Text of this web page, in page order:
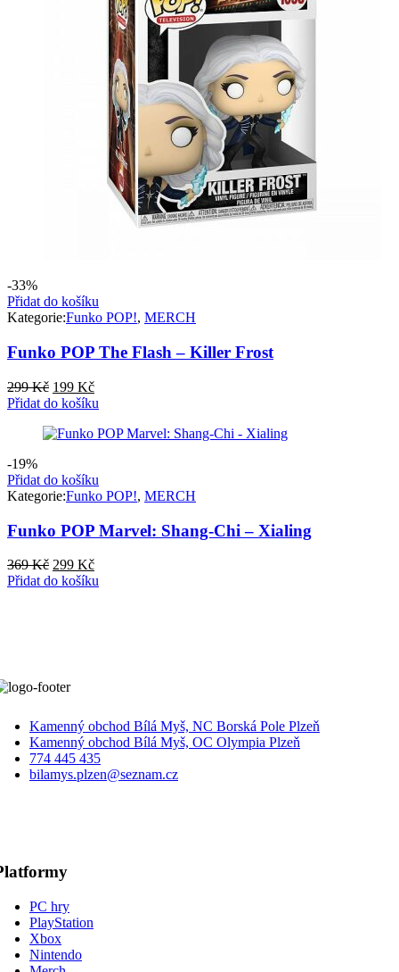
-33%
Přidat do košíku
Kategorie:Funko POP!, MERCH
Funko POP The Flash – Killer Frost
299Kč Původní
cena
299 Kč.
199 KčAktuální
cena
199 Kč.
Přidat do košíku
-19%
Přidat do košíku
Kategorie:Funko POP!, MERCH
Funko POP Marvel: Shang-Chi – Xialing
369Kč Původní
cena
299 KčAktuální
cena
Přidat do košíku
Kamenný obchod Bílá Myš, NC Borská Pole Plzeň
Kamenný obchod Bílá Myš, OC Olympia Plzeň
774 445 435
bilamys.plzen@seznam.cz
PC hry
PlayStation
Xbox
Nintendo